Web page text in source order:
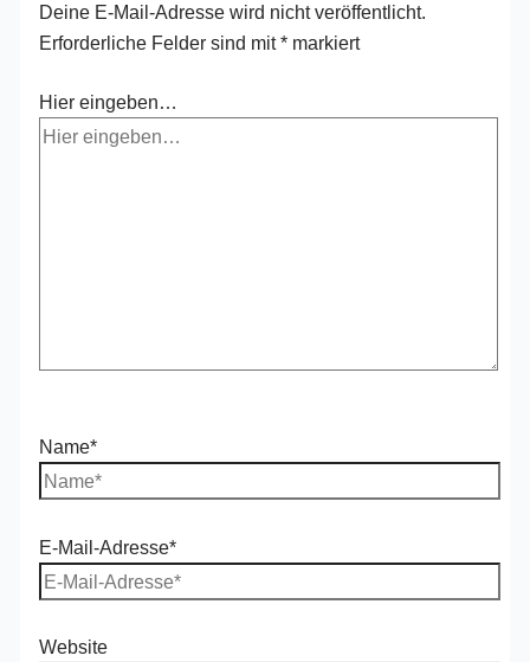
Deine E-Mail-Adresse wird nicht veröffentlicht.
Erforderliche Felder sind mit* markiert
Hier eingeben…
Name*
E-Mail-Adresse*
Website